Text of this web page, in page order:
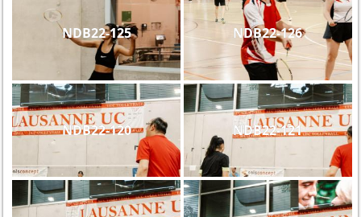
NDB22-125 NDB22-126
NDB22-120 NDB22-121